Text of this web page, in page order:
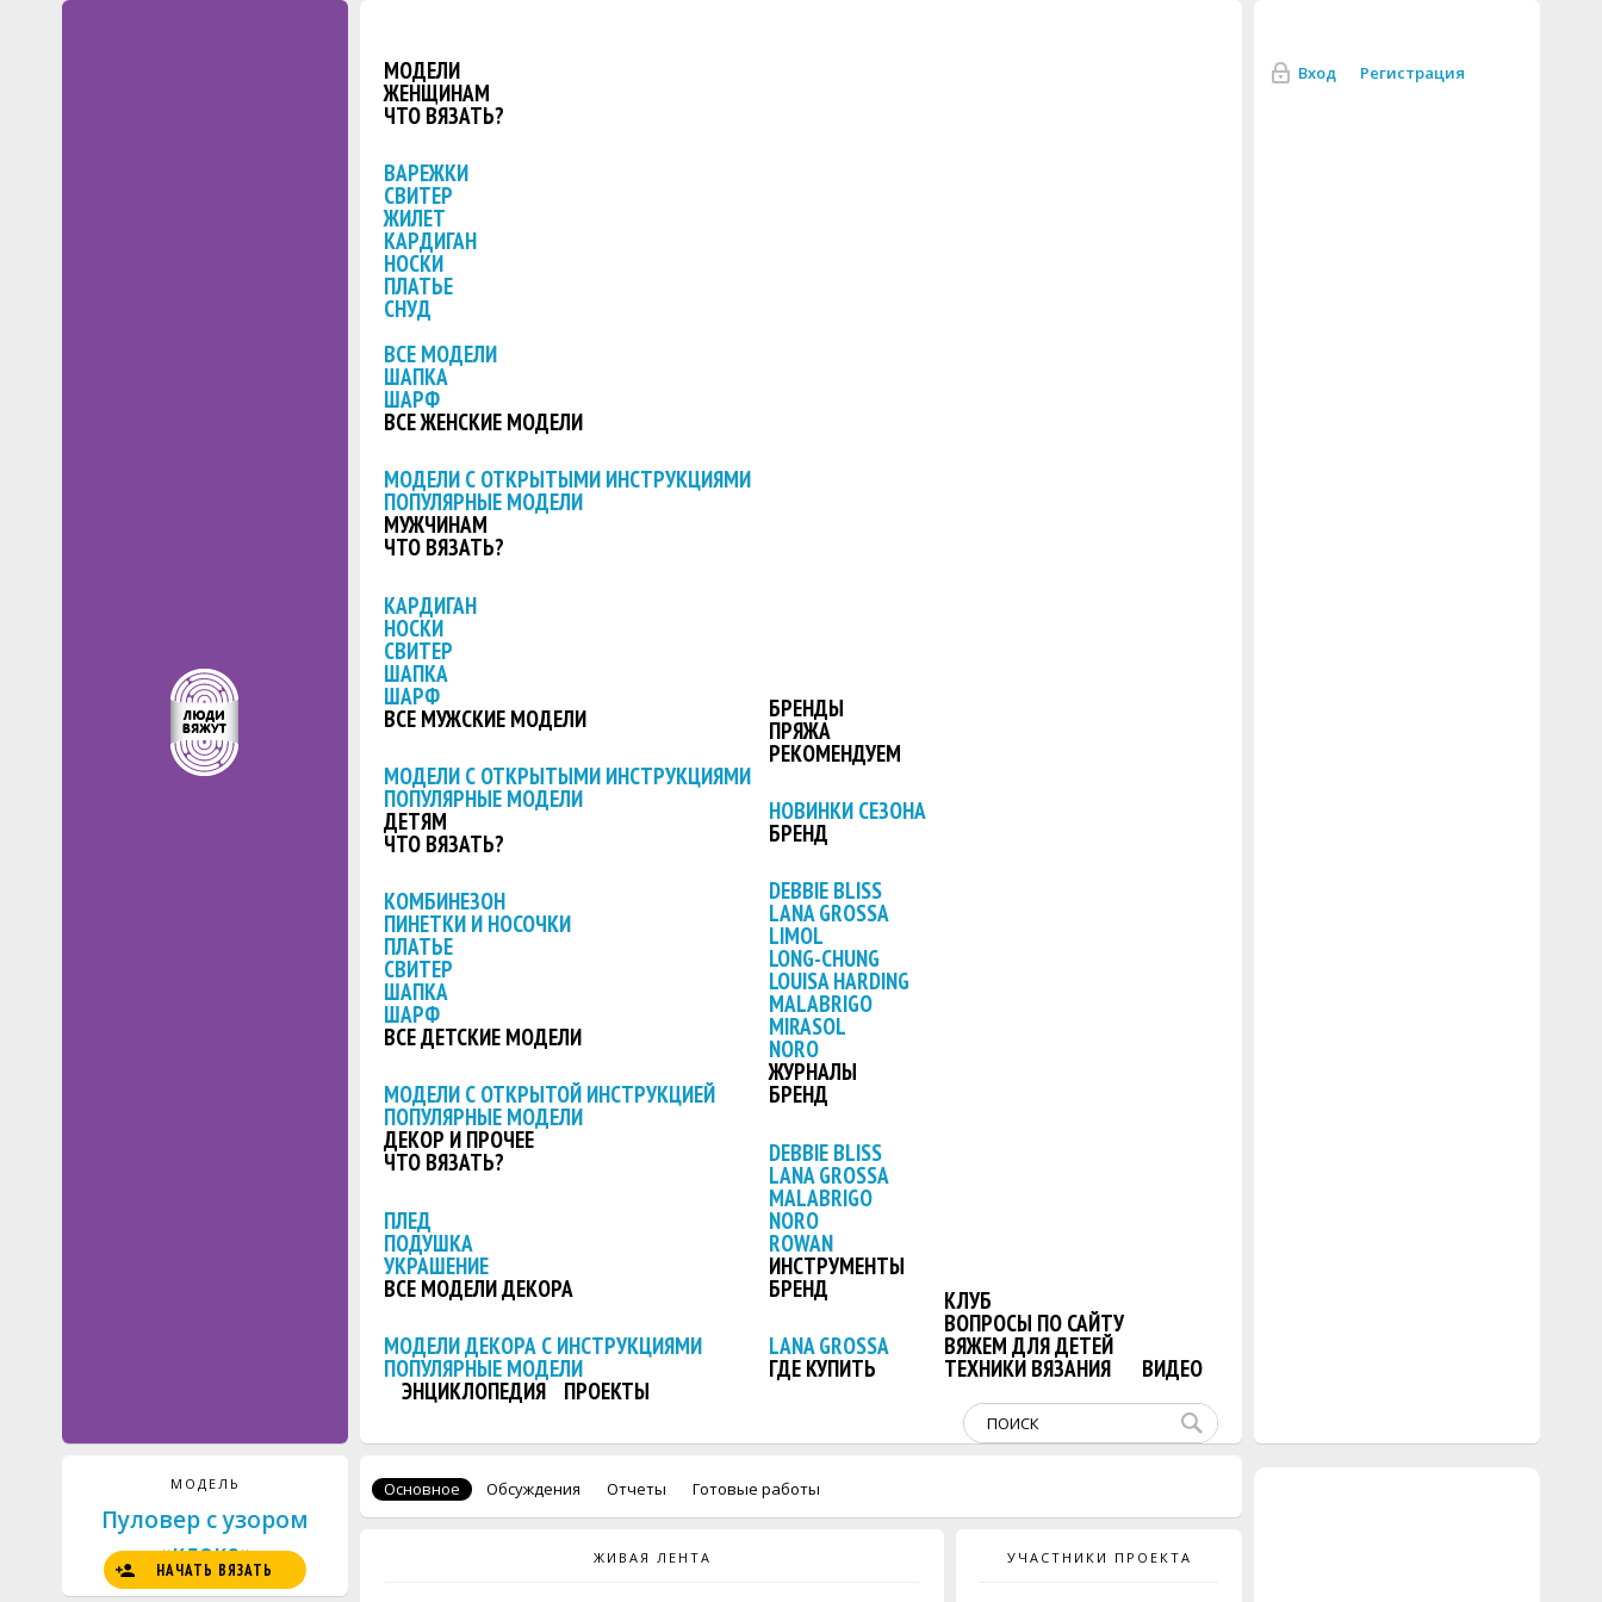
МОДЕЛИ
ЖЕНЩИНАМ
ЧТО ВЯЗАТЬ?
ВАРЕЖКИ
СВИТЕР
ЖИЛЕТ
КАРДИГАН
НОСКИ
ПЛАТЬЕ
СНУД
ВСЕ МОДЕЛИ
ШАПКА
ШАРФ
ВСЕ ЖЕНСКИЕ МОДЕЛИ
МОДЕЛИ С ОТКРЫТЫМИ ИНСТРУКЦИЯМИ
ПОПУЛЯРНЫЕ МОДЕЛИ
МУЖЧИНАМ
ЧТО ВЯЗАТЬ?
КАРДИГАН
НОСКИ
СВИТЕР
ШАПКА
ШАРФ
ВСЕ МУЖСКИЕ МОДЕЛИ
МОДЕЛИ С ОТКРЫТЫМИ ИНСТРУКЦИЯМИ
ПОПУЛЯРНЫЕ МОДЕЛИ
ДЕТЯМ
ЧТО ВЯЗАТЬ?
КОМБИНЕЗОН
ПИНЕТКИ И НОСОЧКИ
ПЛАТЬЕ
СВИТЕР
ШАПКА
ШАРФ
ВСЕ ДЕТСКИЕ МОДЕЛИ
МОДЕЛИ С ОТКРЫТОЙ ИНСТРУКЦИЕЙ
ПОПУЛЯРНЫЕ МОДЕЛИ
ДЕКОР И ПРОЧЕЕ
ЧТО ВЯЗАТЬ?
ПЛЕД
ПОДУШКА
УКРАШЕНИЕ
ВСЕ МОДЕЛИ ДЕКОРА
МОДЕЛИ ДЕКОРА С ИНСТРУКЦИЯМИ
ПОПУЛЯРНЫЕ МОДЕЛИ
БРЕНДЫ
ПРЯЖА
РЕКОМЕНДУЕМ
НОВИНКИ СЕЗОНА
БРЕНД
DEBBIE BLISS
LANA GROSSA
LIMOL
LONG-CHUNG
LOUISA HARDING
MALABRIGO
MIRASOL
NORO
ЖУРНАЛЫ
БРЕНД
DEBBIE BLISS
LANA GROSSA
MALABRIGO
NORO
ROWAN
ИНСТРУМЕНТЫ
БРЕНД
LANA GROSSA
ГДЕ КУПИТЬ
КЛУБ
ВОПРОСЫ ПО САЙТУ
ВЯЖЕМ ДЛЯ ДЕТЕЙ
ТЕХНИКИ ВЯЗАНИЯ ВИДЕО
ЭНЦИКЛОПЕДИЯ ПРОЕКТЫ
Вход Регистрация
МОДЕЛЬ
Пуловер с узором
«клоке»
НАЧАТЬ ВЯЗАТЬ
Основное Обсуждения Отчеты Готовые работы
ЖИВАЯ ЛЕНТА УЧАСТНИКИ ПРОЕКТА